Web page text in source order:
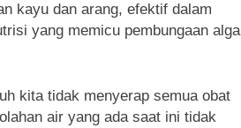
kayu dan arang, efektif dalam
yang memicu pembungaan alga
kita tidak menyerap semua obat
air yang ada saat ini tidak